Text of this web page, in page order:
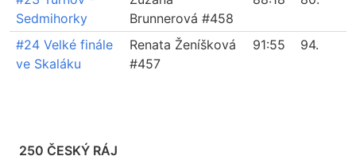
Sedmihorky
Brunnerová #458
#24 Velké finále
ve Skaláku
Renata Ženíšková
#457
91:55 94.
250 ČESKÝ RÁJ